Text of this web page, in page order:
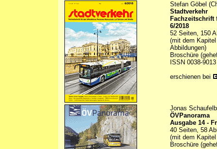
Stefan Göbel
Stadtverkehr
Fachzeitschrift
6/2018
52 Seiten, 150
(mit dem
Abbildungen)
Broschüre
ISSN 0038-9013
erschienen bei
Jonas
ÖVPanorama
Ausgabe 14 -
40 Seiten, 58
(mit dem
Broschüre